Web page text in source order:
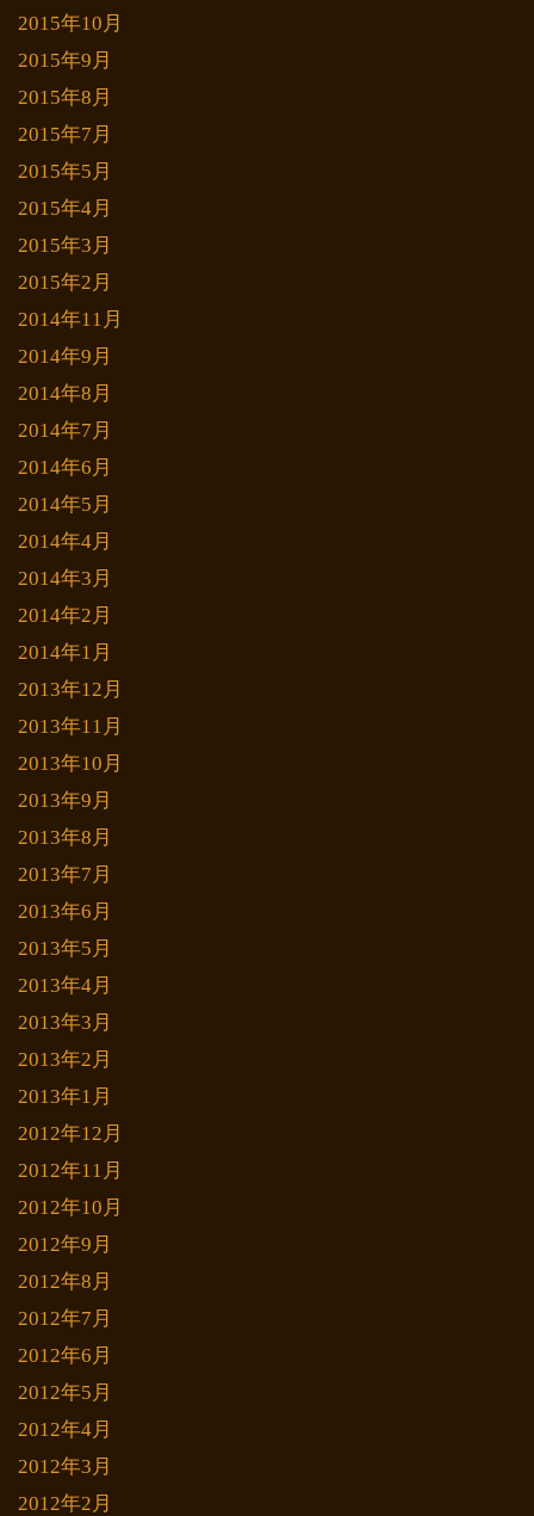
2015年10月
2015年9月
2015年8月
2015年7月
2015年5月
2015年4月
2015年3月
2015年2月
2014年11月
2014年9月
2014年8月
2014年7月
2014年6月
2014年5月
2014年4月
2014年3月
2014年2月
2014年1月
2013年12月
2013年11月
2013年10月
2013年9月
2013年8月
2013年7月
2013年6月
2013年5月
2013年4月
2013年3月
2013年2月
2013年1月
2012年12月
2012年11月
2012年10月
2012年9月
2012年8月
2012年7月
2012年6月
2012年5月
2012年4月
2012年3月
2012年2月